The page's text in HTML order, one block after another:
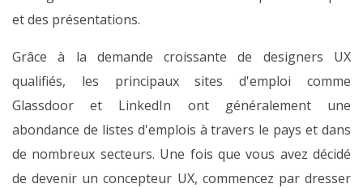
et des présentations.
Grâce à la demande croissante de designers UX
qualifiés, les principaux sites d'emploi comme
Glassdoor et LinkedIn ont généralement une
abondance de listes d'emplois à travers le pays et dans
de nombreux secteurs. Une fois que vous avez décidé
de devenir un concepteur UX, commencez par dresser